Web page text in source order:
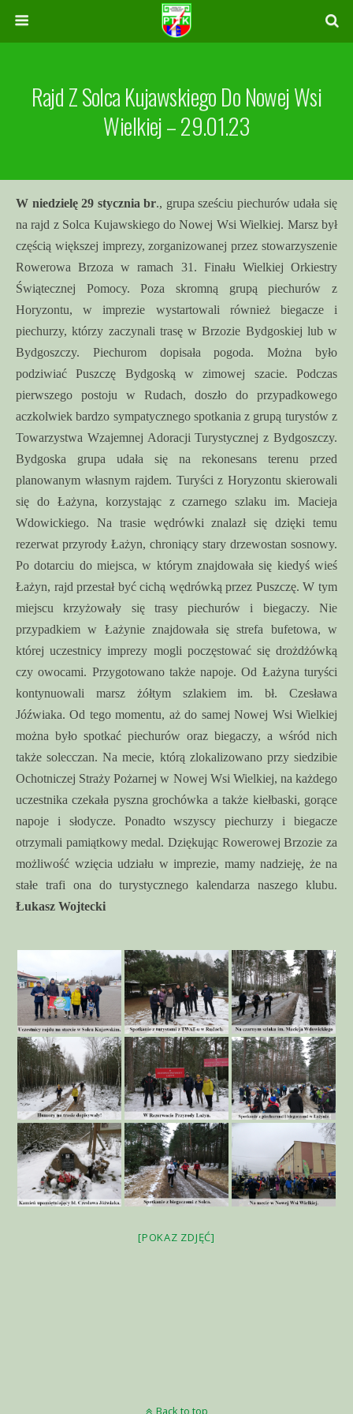
Rajd Z Solca Kujawskiego Do Nowej Wsi
Wielkiej – 29.01.23
W niedzielę 29 stycznia br., grupa sześciu piechurów udała się
na rajd z Solca Kujawskiego do Nowej Wsi Wielkiej. Marsz był
częścią większej imprezy, zorganizowanej przez stowarzyszenie
Rowerowa Brzoza w ramach 31. Finału Wielkiej Orkiestry
Świątecznej Pomocy. Poza skromną grupą piechurów z
Horyzontu, w imprezie wystartowali również biegacze i
piechurzy, którzy zaczynali trasę w Brzozie Bydgoskiej lub w
Bydgoszczy. Piechurom dopisała pogoda. Można było
podziwiać Puszczę Bydgoską w zimowej szacie. Podczas
pierwszego postoju w Rudach, doszło do przypadkowego
aczkolwiek bardzo sympatycznego spotkania z grupą turystów z
Towarzystwa Wzajemnej Adoracji Turystycznej z Bydgoszczy.
Bydgoska grupa udała się na rekonesans terenu przed
planowanym własnym rajdem. Turyści z Horyzontu skierowali
się do Łażyna, korzystając z czarnego szlaku im. Macieja
Wdowickiego. Na trasie wędrówki znalazł się dzięki temu
rezerwat przyrody Łażyn, chroniący stary drzewostan sosnowy.
Po dotarciu do miejsca, w którym znajdowała się kiedyś wieś
Łażyn, rajd przestał być cichą wędrówką przez Puszczę. W tym
miejscu krzyżowały się trasy piechurów i biegaczy. Nie
przypadkiem w Łażynie znajdowała się strefa bufetowa, w
której uczestnicy imprezy mogli poczęstować się drożdżówką
czy owocami. Przygotowano także napoje. Od Łażyna turyści
kontynuowali marsz żółtym szlakiem im. bł. Czesława
Jóźwiaka. Od tego momentu, aż do samej Nowej Wsi Wielkiej
można było spotkać piechurów oraz biegaczy, a wśród nich
także solecczan. Na mecie, którą zlokalizowano przy siedzibie
Ochotniczej Straży Pożarnej w Nowej Wsi Wielkiej, na każdego
uczestnika czekała pyszna grochówka a także kiełbaski, gorące
napoje i słodycze. Ponadto wszyscy piechurzy i biegacze
otrzymali pamiątkowy medal. Dziękując Rowerowej Brzozie za
możliwość wzięcia udziału w imprezie, mamy nadzieję, że na
stałe trafi ona do turystycznego kalendarza naszego klubu.
Łukasz Wojtecki
[POKAZ ZDJĘĆ]
Back to top